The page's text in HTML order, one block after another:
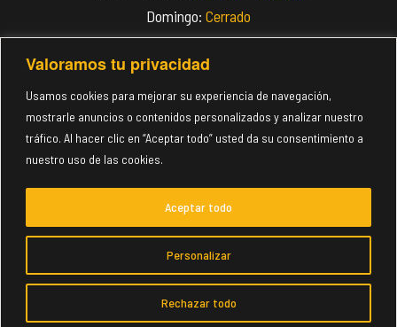
Valoramos tu privacidad
Usamos cookies para mejorar su experiencia de navegación,
mostrarle anuncios o contenidos personalizados y analizar nuestro
tráfico. Al hacer clic en “Aceptar todo” usted da su consentimiento a
nuestro uso de las cookies.
Personalizar
Rechazar todo
Aceptar todo
TIENDA CUENTA LISTA DESEOS BUSCAR
Domingo: Cerrado
info@imperiomeats.com
(+507) 6118-4018
Uso Política Privacidad Política Cookies Política
Imperio Meats